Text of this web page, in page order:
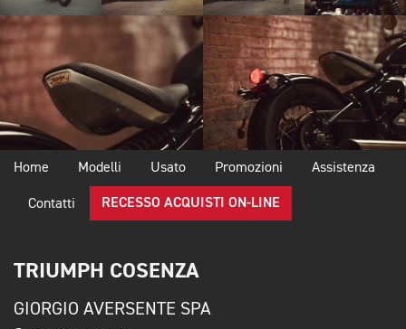
Home Modelli Usato Promozioni Assistenza
Contatti RECESSO ACQUISTI ON-LINE
TRIUMPH COSENZA
GIORGIO AVERSENTE SPA